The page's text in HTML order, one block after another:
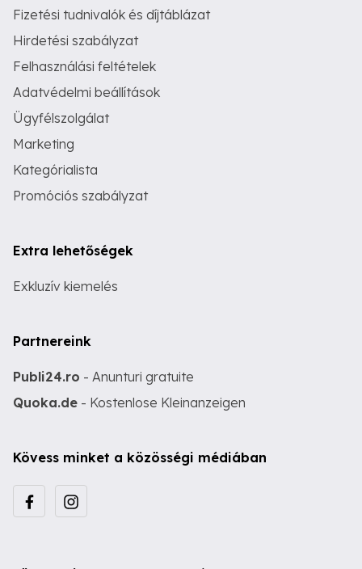
Fizetési tudnivalók és díjtáblázat
Hirdetési szabályzat
Felhasználási feltételek
Adatvédelmi beállítások
Ügyfélszolgálat
Marketing
Kategórialista
Promóciós szabályzat
Extra lehetőségek
Exkluzív kiemelés
Partnereink
Publi24.ro - Anunturi gratuite
Quoka.de - Kostenlose Kleinanzeigen
Kövess minket a közösségi médiában